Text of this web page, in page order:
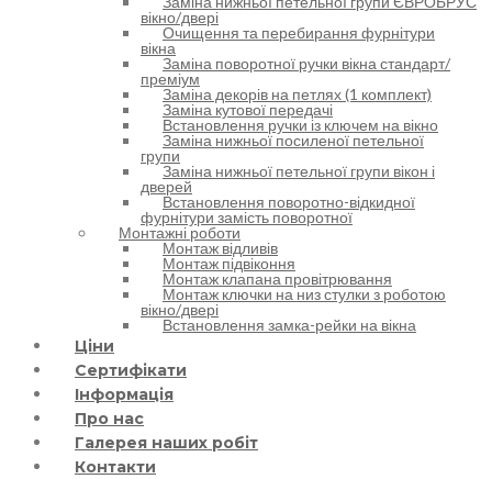
вікно/двері
Очищення та перебирання фурнітури
вікна
Заміна поворотної ручки вікна стандарт/
преміум
Заміна декорів на петлях (1 комплект)
Заміна кутової передачі
Встановлення ручки із ключем на вікно
Заміна нижньої посиленої петельної
групи
Заміна нижньої петельної групи вікон і
дверей
Встановлення поворотно-відкидної
фурнітури замість поворотної
Монтажні роботи
Монтаж відливів
Монтаж підвіконня
Монтаж клапана провітрювання
Монтаж ключки на низ стулки з роботою
вікно/двері
Встановлення замка-рейки на вікна
Ціни
Сертифікати
Інформація
Про нас
Галерея наших робіт
Контакти